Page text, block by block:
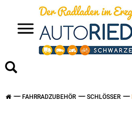
FAHRRADZUBEHÖR SCHLÖSSER